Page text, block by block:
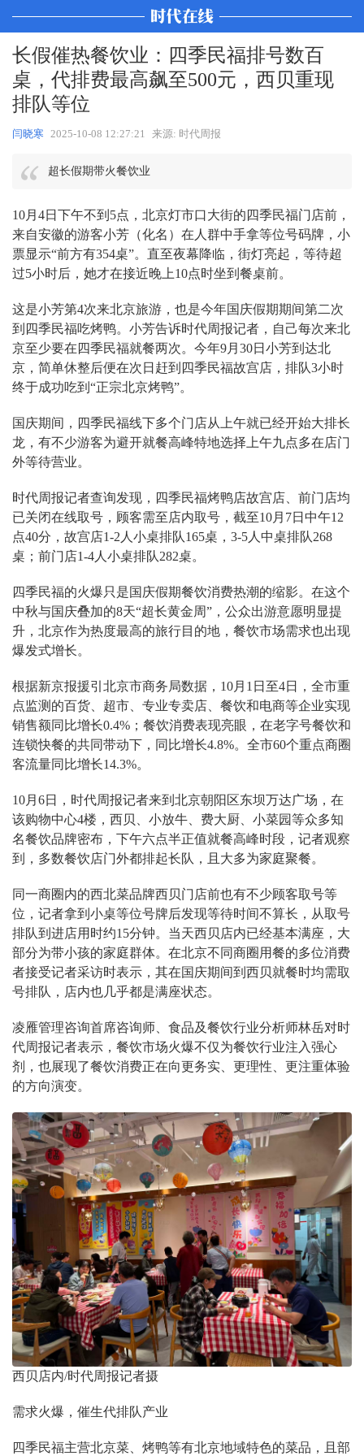
长假催热餐饮业：四季民福排号数百
桌，代排费最高飙至500元，西贝重现
排队等位
闫晓寒 2025-10-08 12:27:21 来源: 时代周报
超长假期带火餐饮业
10月4日下午不到5点，北京灯市口大街的四季民福门店前，
来自安徽的游客小芳（化名）在人群中手拿等位号码牌，小
票显示“前方有354桌”。直至夜幕降临，街灯亮起，等待超
过5小时后，她才在接近晚上10点时坐到餐桌前。
这是小芳第4次来北京旅游，也是今年国庆假期期间第二次
到四季民福吃烤鸭。小芳告诉时代周报记者，自己每次来北
京至少要在四季民福就餐两次。今年9月30日小芳到达北
京，简单休整后便在次日赶到四季民福故宫店，排队3小时
终于成功吃到“正宗北京烤鸭”。
国庆期间，四季民福线下多个门店从上午就已经开始大排长
龙，有不少游客为避开就餐高峰特地选择上午九点多在店门
外等待营业。
时代周报记者查询发现，四季民福烤鸭店故宫店、前门店均
已关闭在线取号，顾客需至店内取号，截至10月7日中午12
点40分，故宫店1-2人小桌排队165桌，3-5人中桌排队268
桌；前门店1-4人小桌排队282桌。
四季民福的火爆只是国庆假期餐饮消费热潮的缩影。在这个
中秋与国庆叠加的8天“超长黄金周”，公众出游意愿明显提
升，北京作为热度最高的旅行目的地，餐饮市场需求也出现
爆发式增长。
根据新京报援引北京市商务局数据，10月1日至4日，全市重
点监测的百货、超市、专业专卖店、餐饮和电商等企业实现
销售额同比增长0.4%；餐饮消费表现亮眼，在老字号餐饮和
连锁快餐的共同带动下，同比增长4.8%。全市60个重点商圈
客流量同比增长14.3%。
10月6日，时代周报记者来到北京朝阳区东坝万达广场，在
该购物中心4楼，西贝、小放牛、费大厨、小菜园等众多知
名餐饮品牌密布，下午六点半正值就餐高峰时段，记者观察
到，多数餐饮店门外都排起长队，且大多为家庭聚餐。
同一商圈内的西北菜品牌西贝门店前也有不少顾客取号等
位，记者拿到小桌等位号牌后发现等待时间不算长，从取号
排队到进店用时约15分钟。当天西贝店内已经基本满座，大
部分为带小孩的家庭群体。在北京不同商圈用餐的多位消费
者接受记者采访时表示，其在国庆期间到西贝就餐时均需取
号排队，店内也几乎都是满座状态。
凌雁管理咨询首席咨询师、食品及餐饮行业分析师林岳对时
代周报记者表示，餐饮市场火爆不仅为餐饮行业注入强心
剂，也展现了餐饮消费正在向更务实、更理性、更注重体验
的方向演变。
西贝店内/时代周报记者摄
需求火爆，催生代排队产业
四季民福主营北京菜、烤鸭等有北京地域特色的菜品，且部